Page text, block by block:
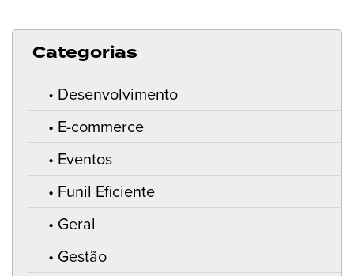
Categorias
Desenvolvimento
E-commerce
Eventos
Funil Eficiente
Geral
Gestão